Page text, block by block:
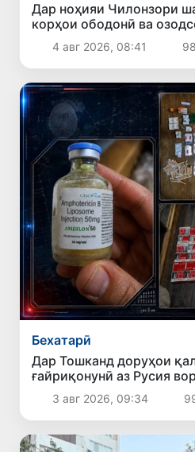
Дар ноҳияи Чилонзори
корҳои ободонӣ ва
ҷамъиятӣ идома доранд
4 авг 2026, 08:41
Бехатарӣ
Дар Тошканд доруҳои
ғайриқонунӣ аз Русия
ошкор гардиданд
3 авг 2026, 09:34